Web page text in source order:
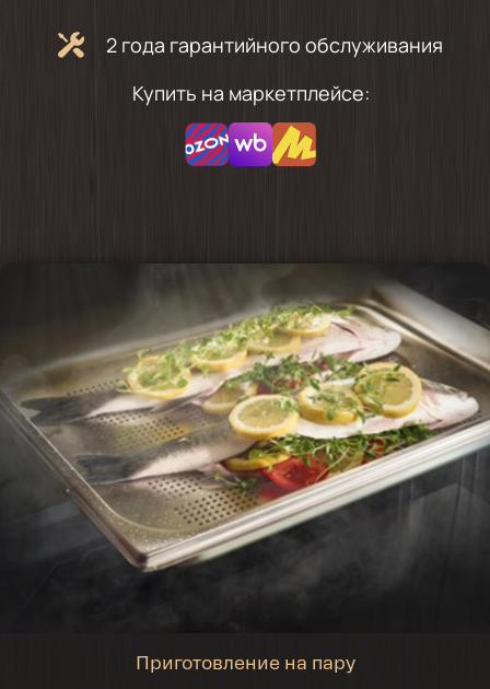
2 года гарантийного обслуживания
Купить на маркетплейсе:
Приготовление на пару